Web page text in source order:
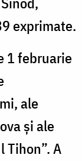
exprimate.
1 februarie
ale
și ale
Tihon”. A